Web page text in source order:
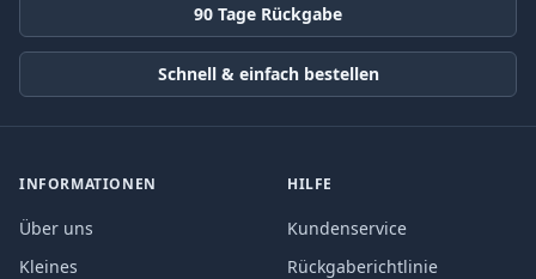
90 Tage Rückgabe
Schnell & einfach bestellen
INFORMATIONEN
Über uns
Kleines
HILFE
Kundenservice
Rückgaberichtlinie